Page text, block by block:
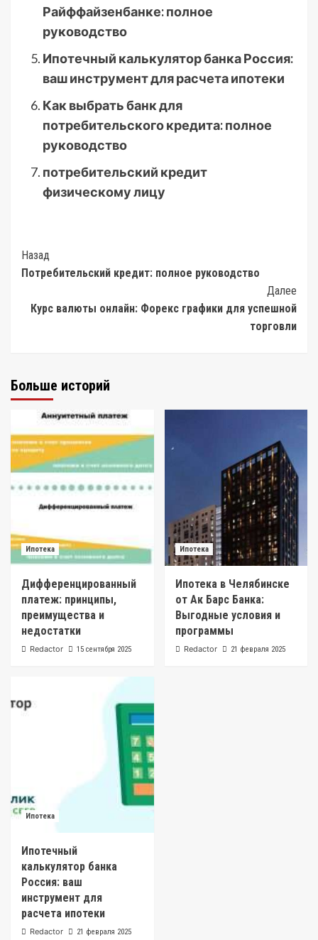
Райффайзенбанке: полное
руководство
Ипотечный калькулятор банка Россия:
ваш инструмент для расчета ипотеки
Как выбрать банк для
потребительского кредита: полное
руководство
потребительский кредит
физическому лицу
Post
Navigation
Назад
Потребительский кредит: полное руководство
Далее
Курс валюты онлайн: Форекс графики для успешной
торговли
Больше историй
Ипотека
Дифференцированный
платеж: принципы,
преимущества и
недостатки
Redactor 15 сентября 2025
Ипотека
Ипотека в Челябинске
от Ак Барс Банка:
Выгодные условия и
программы
Redactor 21 февраля 2025
Ипотека
Ипотечный
калькулятор банка
Россия: ваш
инструмент для
расчета ипотеки
Redactor 21 февраля 2025